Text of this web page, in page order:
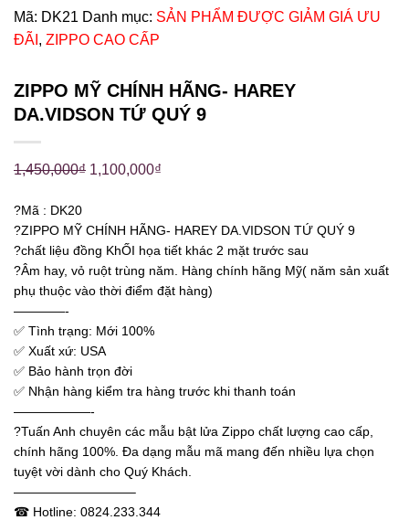
Mã: DK21 Danh mục: SẢN PHẨM ĐƯỢC GIẢM GIÁ ƯU
ĐÃI , ZIPPO CAO CẤP
ZIPPO MỸ CHÍNH HÃNG- HAREY
DA.VIDSON TỨ QUÝ 9
1,450,000₫ 1,100,000₫
?Mã : DK20
?ZIPPO MỸ CHÍNH HÃNG- HAREY DA.VIDSON TỨ QUÝ 9
?chất liệu đồng KhỐI họa tiết khác 2 mặt trước sau
?Âm hay, vỏ ruột trùng năm. Hàng chính hãng Mỹ( năm sản xuất
phụ thuộc vào thời điểm đặt hàng)
————-
✅ Tình trạng: Mới 100%
✅ Xuất xứ: USA
✅ Bảo hành trọn đời
✅ Nhận hàng kiểm tra hàng trước khi thanh toán
——————-
?Tuấn Anh chuyên các mẫu bật lửa Zippo chất lượng cao cấp,
chính hãng 100%. Đa dạng mẫu mã mang đến nhiều lựa chọn
tuyệt vời dành cho Quý Khách.
—————————–
☎ Hotline: 0824.233.344